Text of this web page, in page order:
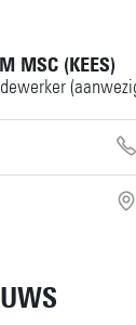
MSC (KEES)